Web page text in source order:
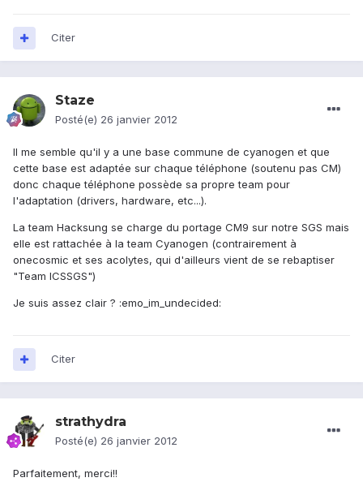
Citer
Staze
Posté(e) 26 janvier 2012
Il me semble qu'il y a une base commune de cyanogen et que
cette base est adaptée sur chaque téléphone (soutenu pas CM)
donc chaque téléphone possède sa propre team pour
l'adaptation (drivers, hardware, etc...).
La team Hacksung se charge du portage CM9 sur notre SGS mais
elle est rattachée à la team Cyanogen (contrairement à
onecosmic et ses acolytes, qui d'ailleurs vient de se rebaptiser
"Team ICSSGS")
Je suis assez clair ? :emo_im_undecided:
Citer
strathydra
Posté(e) 26 janvier 2012
Parfaitement, merci!!